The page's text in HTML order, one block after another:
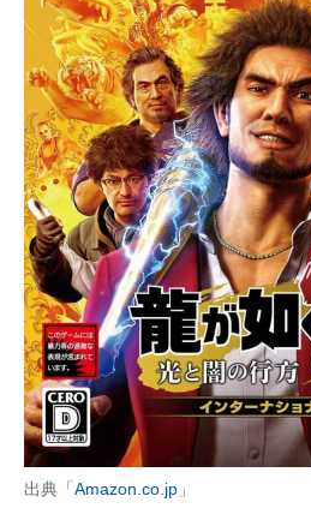
出典「 Amazon.co.jp 」